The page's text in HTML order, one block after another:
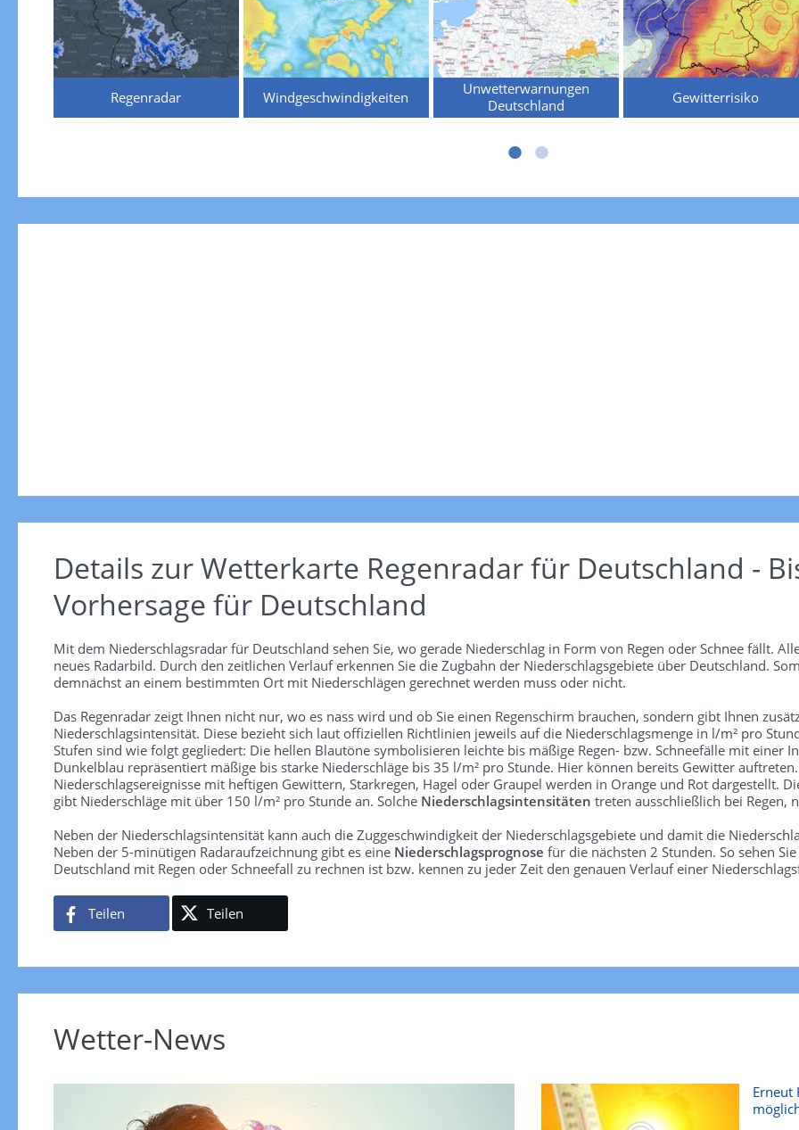
Regenradar Windgeschwindigkeiten
Unwetterwarnungen
Deutschland
Gewitterrisiko
Details zur Wetterkarte Regenradar für Deutschland -
Vorhersage für Deutschland
Mit dem Niederschlagsradar für Deutschland sehen Sie, wo gerade Niederschlag in Form von Regen oder Schnee fällt.
neues Radarbild. Durch den zeitlichen Verlauf erkennen Sie die Zugbahn der Niederschlagsgebiete über Deutschland.
demnächst an einem bestimmten Ort mit Niederschlägen gerechnet werden muss oder nicht.
Das Regenradar zeigt Ihnen nicht nur, wo es nass wird und ob Sie einen Regenschirm brauchen, sondern gibt Ihnen
Niederschlagsintensität. Diese bezieht sich laut offiziellen Richtlinien jeweils auf die Niederschlagsmenge in l/m² pro
Stufen sind wie folgt gegliedert: Die hellen Blautöne symbolisieren leichte bis mäßige Regen- bzw. Schneefälle mit einer
Dunkelblau repräsentiert mäßige bis starke Niederschläge bis 35 l/m² pro Stunde. Hier können bereits Gewitter
Niederschlagsereignisse mit heftigen Gewittern, Starkregen, Hagel oder Graupel werden in Orange und Rot dargestellt.
gibt Niederschläge mit über 150 l/m² pro Stunde an. Solche Niederschlagsintensitäten treten ausschließlich bei Regen,
Neben der Niederschlagsintensität kann auch die Zuggeschwindigkeit der Niederschlagsgebiete und damit die
Neben der 5-minütigen Radaraufzeichnung gibt es eine Niederschlagsprognose für die nächsten 2 Stunden. So sehen
Deutschland mit Regen oder Schneefall zu rechnen ist bzw. kennen zu jeder Zeit den genauen Verlauf einer
Teilen Teilen
Wetter-News
Erneut